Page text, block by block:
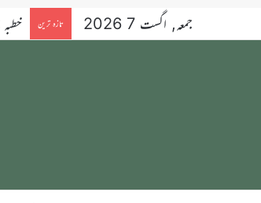
جمعہ, اگست 7 2026 تازہ ترین خطبہ